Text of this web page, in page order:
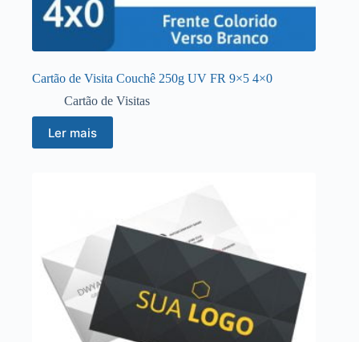
Cartão de Visita Couchê 250g UV FR 9×5 4×0
Cartão de Visitas
Ler mais